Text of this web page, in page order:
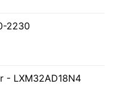
2230
- LXM32AD18N4